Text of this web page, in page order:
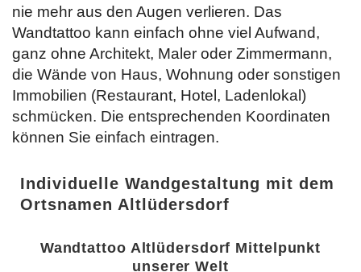
nie mehr aus den Augen verlieren. Das
Wandtattoo kann einfach ohne viel Aufwand,
ganz ohne Architekt, Maler oder Zimmermann,
die Wände von Haus, Wohnung oder sonstigen
Immobilien (Restaurant, Hotel, Ladenlokal)
schmücken. Die entsprechenden Koordinaten
können Sie einfach eintragen.
Individuelle Wandgestaltung mit dem
Ortsnamen Altlüdersdorf
Wandtattoo Altlüdersdorf Mittelpunkt
unserer Welt